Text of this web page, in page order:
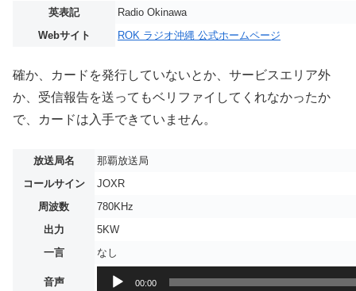
英表記
Radio Okinawa
Webサイト
ROK ラジオ沖縄 公式ホームページ
確か、カードを発行していないとか、サービスエリア外
か、受信報告を送ってもベリファイしてくれなかったか
で、カードは入手できていません。
放送局名
那覇放送局
コールサイン
JOXR
周波数
780KHz
出力
5KW
一言
なし
音声 00:00